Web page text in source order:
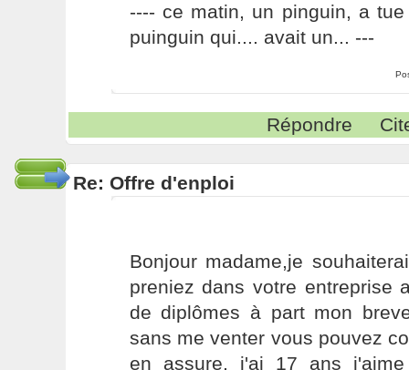
---- ce matin, un pinguin, a
puinguin qui.... avait un... ---
Répondre
Re: Offre d'enploi
Bonjour madame,je
preniez dans votre entreprise
de diplômes à part mon
sans me venter vous pouvez
en assure, j'ai 17 ans